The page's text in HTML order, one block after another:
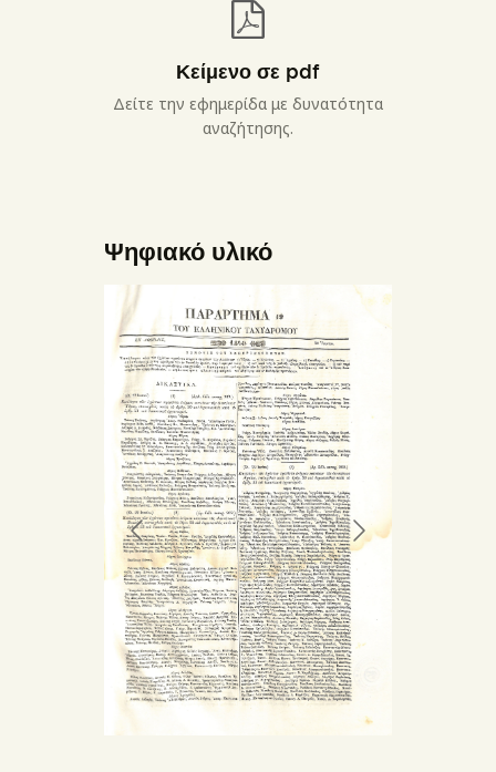
Κείμενο σε pdf
Δείτε την εφημερίδα με δυνατότητα
αναζήτησης.
Ψηφιακό υλικό